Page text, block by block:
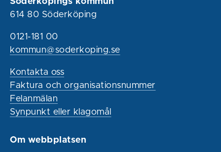
614 80 Söderköping
0121-181 00
kommun@soderkoping.se
Kontakta oss
Faktura och organisationsnummer
Felanmälan
Synpunkt eller klagomål
Om webbplatsen